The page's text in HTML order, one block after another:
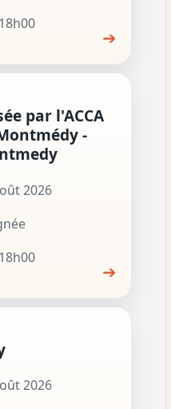
➔
par l'ACCA
-
2026
➔
2026